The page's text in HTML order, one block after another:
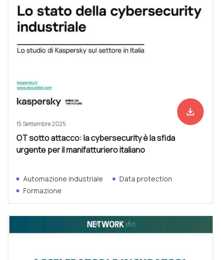
Scarica
file_download
15 Settembre 2025
OT sotto attacco: la cybersecurity è la sfida
urgente per il manifatturiero italiano
Automazione industriale
Data protection
Formazione